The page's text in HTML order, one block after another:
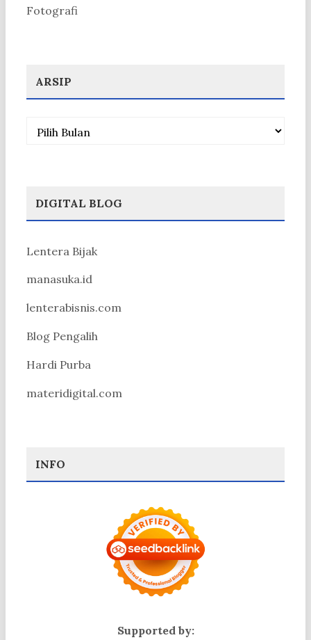
Fotografi
ARSIP
Arsip
DIGITAL BLOG
Lentera Bijak
manasuka.id
lenterabisnis.com
Blog Pengalih
Hardi Purba
materidigital.com
INFO
Supported by: